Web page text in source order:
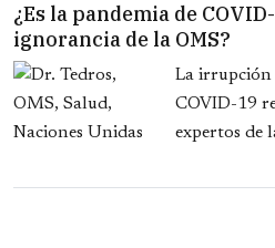
¿Es la pandemia de
ignorancia de la OMS?
La irrupción
COVID-19
expertos de